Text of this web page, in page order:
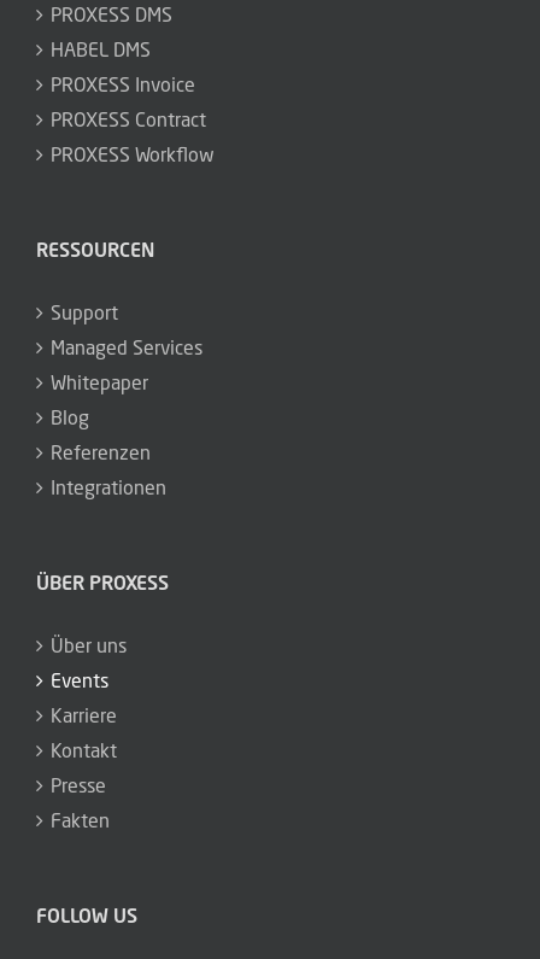
PROXESS DMS
HABEL DMS
PROXESS Invoice
PROXESS Contract
PROXESS Workflow
RESSOURCEN
Support
Managed Services
Whitepaper
Blog
Referenzen
Integrationen
ÜBER PROXESS
Über uns
Events
Karriere
Kontakt
Presse
Fakten
FOLLOW US